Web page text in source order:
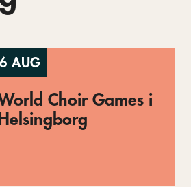
AUG
Choir Games i